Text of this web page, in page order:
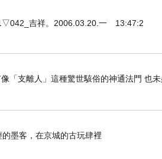
我能力以外的，例如小說...
吉祥。2006.03.20.一 13:47:2
「支離人」這種驚世駭俗的神通法門 也
城的古玩肆裡